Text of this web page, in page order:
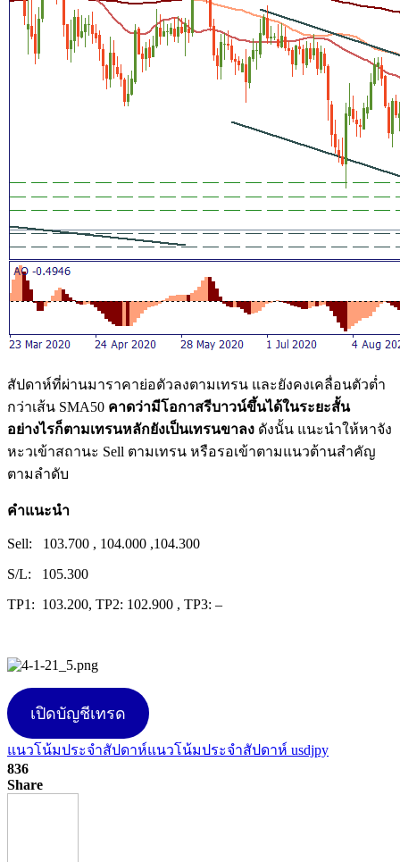
สัปดาห์ที่ผ่านมาราคาย่อตัวลงตามเทรน และยังคงเคลื่อนตัวต่ำ
กว่าเส้น SMA50 คาดว่ามีโอกาสรีบาวน์ขึ้นได้ในระยะสั้น
อย่างไรก็ตามเทรนหลักยังเป็นเทรนขาลง ดังนั้น แนะนำให้หาจัง
หะวเข้าสถานะ Sell ตามเทรน หรือรอเข้าตามแนวต้านสำคัญ
ตามลำดับ
คำแนะนำ
Sell: 103.700 , 104.000 ,104.300
S/L: 105.300
TP1: 103.200, TP2: 102.900 , TP3: –
เปิดบัญชีเทรด
แนวโน้มประจำสัปดาห์แนวโน้มประจำสัปดาห์ usdjpy
836
Share